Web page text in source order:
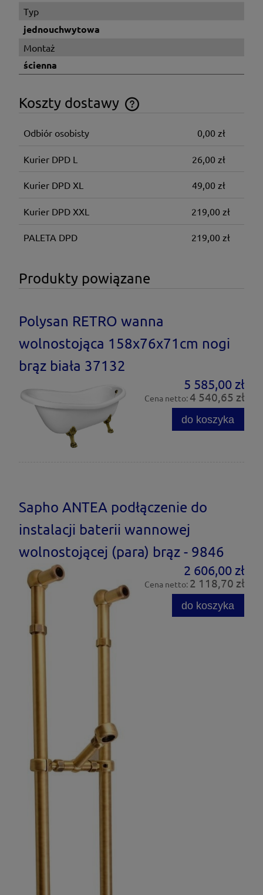
Typ
jednouchwytowa
Montaż
ścienna
Koszty dostawy
Cena nie zawiera ewentualnych kosztów płatności
Odbiór osobisty 0,00 zł
Kurier DPD L 26,00 zł
Kurier DPD XL 49,00 zł
Kurier DPD XXL 219,00 zł
PALETA DPD 219,00 zł
Produkty powiązane
Polysan RETRO wanna
wolnostojąca 158x76x71cm nogi
brąz biała 37132
5 585,00 zł
Cena netto: 4 540,65 zł
do koszyka
Sapho ANTEA podłączenie do
instalacji baterii wannowej
wolnostojącej (para) brąz - 9846
2 606,00 zł
Cena netto: 2 118,70 zł
do koszyka